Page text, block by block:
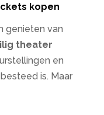
kopen
genieten van
theater
en
is. Maar